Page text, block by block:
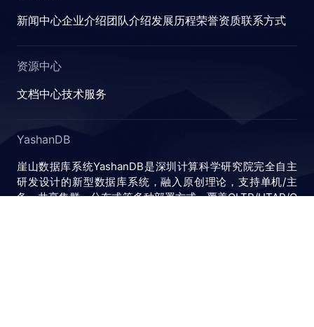
新闻中心企业介绍团队介绍发展历程荣誉资质联系方式
资源中心
文档中心技术服务
YashanDB
崖山数据库系统YashanDB是深圳计算科学研究院完全自主
研发设计的新型数据库系统，融入原创理论，支持单机/主
备、共享集群、分布式等多种部署方式，覆盖OLTP/HTAP/O